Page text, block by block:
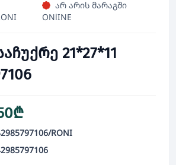
არ არის მარაგში
ONlINE
21*27*11
RONI